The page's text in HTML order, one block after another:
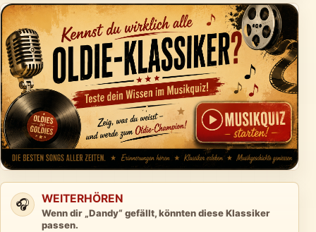
🎧 WEITERHÖREN
Wenn dir „Dandy“ gefällt, könnten diese Klassiker
passen.